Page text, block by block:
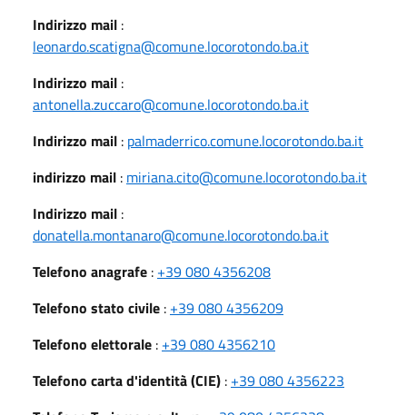
Indirizzo mail :
leonardo.scatigna@comune.locorotondo.ba.it
Indirizzo mail :
antonella.zuccaro@comune.locorotondo.ba.it
Indirizzo mail : palmaderrico.comune.locorotondo.ba.it
indirizzo mail : miriana.cito@comune.locorotondo.ba.it
Indirizzo mail :
donatella.montanaro@comune.locorotondo.ba.it
Telefono anagrafe : +39 080 4356208
Telefono stato civile : +39 080 4356209
Telefono elettorale : +39 080 4356210
Telefono carta d'identità (CIE) : +39 080 4356223